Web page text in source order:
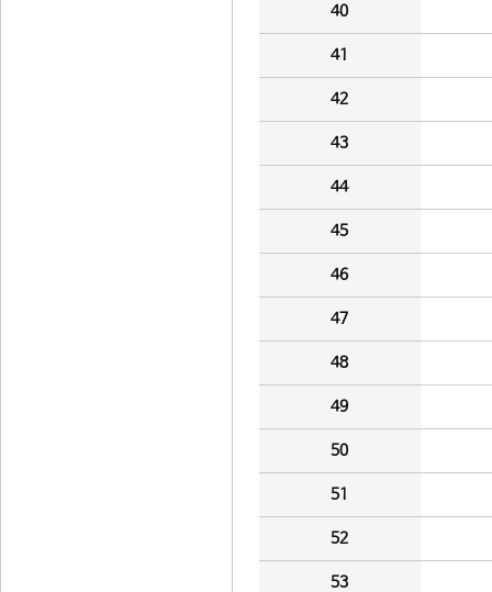
40
41
42
43
44
45
46
47
48
49
50
51
52
53